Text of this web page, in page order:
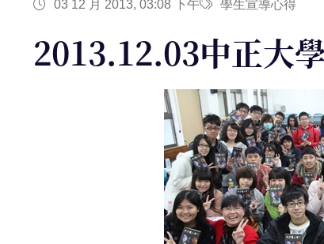
03 12 月 2013, 03:08 下午 學生宣導心得
2013.12.03中正大